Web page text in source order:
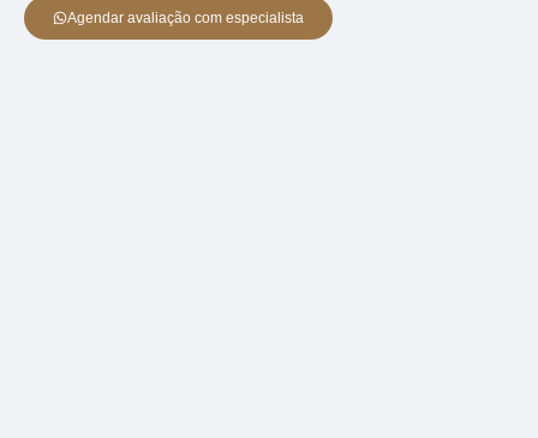
Agendar avaliação com especialista